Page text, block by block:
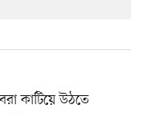
কাটিয়ে উঠতে